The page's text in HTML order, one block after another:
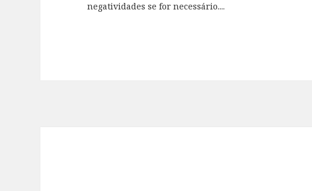
negatividades se for necessário....